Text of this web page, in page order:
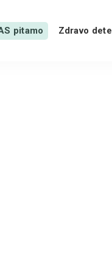
pitamo Zdravo dete